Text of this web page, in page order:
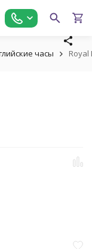
часы Royal